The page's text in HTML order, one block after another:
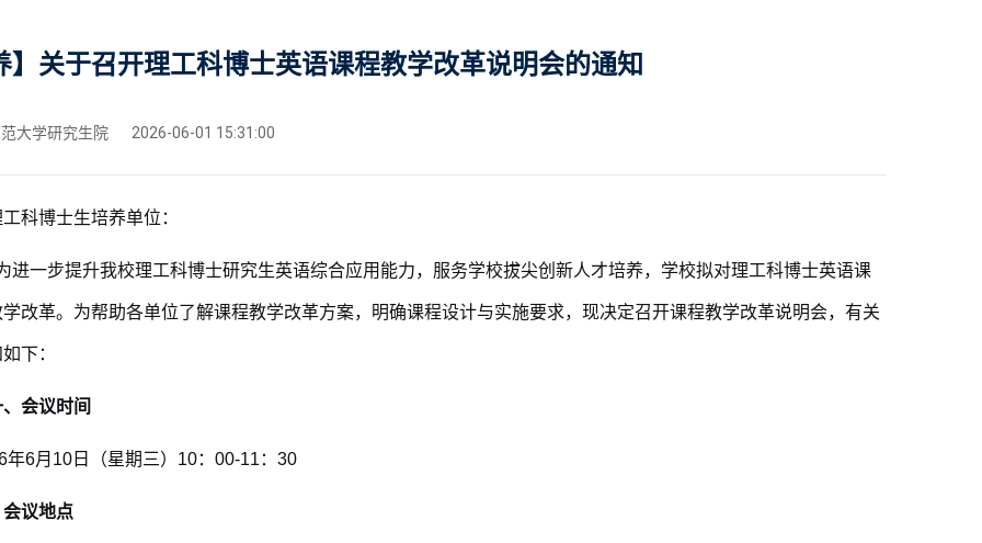
】关于召开理工科博士英语课程教学改革说明会的通知
大学研究生院 2026-06-01 15:31:00
科博士生培养单位：
一步提升我校理工科博士研究生英语综合应用能力，服务学校拔尖创新人才培养，学校拟对理工科博士英语课
改革。为帮助各单位了解课程教学改革方案，明确课程设计与实施要求，现决定召开课程教学改革说明会，有关
下：
会议时间
年6月10日（星期三）10：00-11：30
会议地点